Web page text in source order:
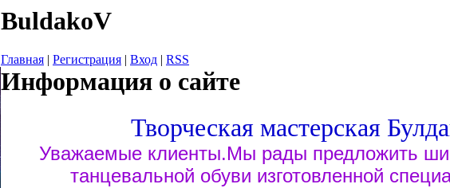
BuldakoV
Главная | Регистрация | Вход | RSS
Информация о сайте
Творческая мастерская
Уважаемые клиенты.Мы рады предложить
танцевальной обуви изготовленной